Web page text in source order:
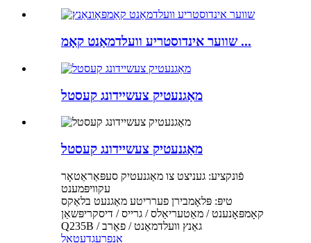
שווער אינדוסטריע וועלדמאַנט קאָמ ...
מאַגנעטיק צעשיידונג קעסטל
מאַגנעטיק צעשיידונג קעסטל
פֿונקציע: געניצט צו מאַגנעטיק סעפּאַראַטאָר
עקוויפּמענט
טיפּ: פּלאָמבירן פערריטע מאַגנעט בלאַקס
קאָמפּאָנענט / מאַטעריאַלס / גרייס / דיסקריפּשאַן
Q235B / גאַנץ וועלדמאַנט / פאַרב
אָנפרעגדעטאַל